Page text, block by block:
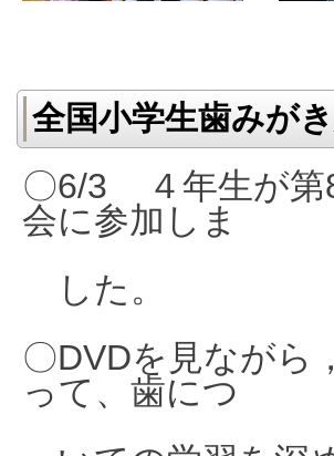
全国小学生歯みが
〇6/3 ４年生が第
会に参加しま
した。
〇DVDを見ながら
って、歯につ